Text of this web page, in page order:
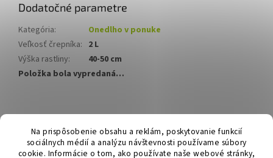
Na prispôsobenie obsahu a reklám, poskytovanie funkcií
sociálnych médií a analýzu návštevnosti používame súbory
cookie. Informácie o tom, ako používate naše webové stránky,
Dodatočné parametre
Kategória:
Onedlho v ponuke
Veľkosť črepníka: 2 L
Výška rastliny:
40-50 cm
Položka bola vypredaná…
á
Hurmikaki.com